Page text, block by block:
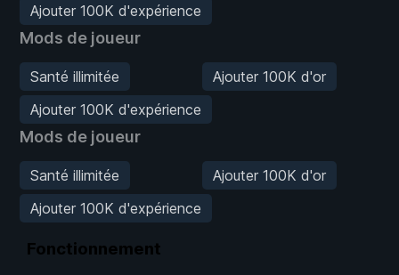
Ajouter 100K d'expérience
Mods de joueur
Santé illimitée
Ajouter 100K d'or
Ajouter 100K d'expérience
Mods de joueur
Santé illimitée
Ajouter 100K d'or
Ajouter 100K d'expérience
Fonctionnement